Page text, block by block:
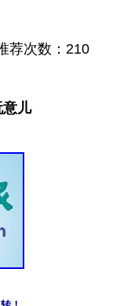
荐次数：210
意儿